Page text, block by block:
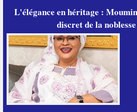
L'élégance en héritage :
discret de la